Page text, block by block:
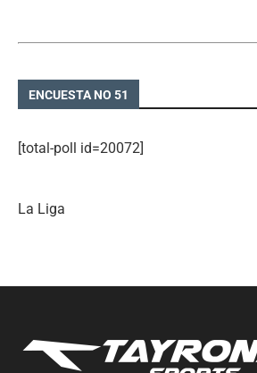
ENCUESTA NO 51
[total-poll id=20072]
La Liga